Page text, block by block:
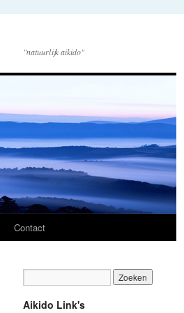
"natuurlijk aikido"
Contact
Aikido Link's